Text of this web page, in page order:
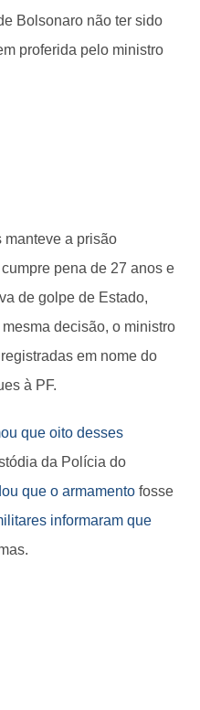
Bolsonaro não ter sido
proferida pelo ministro
manteve a prisão
pena de 27 anos e
de golpe de Estado,
decisão, o ministro
em nome do
à PF.
que oito desses
da Polícia do
que o armamento fosse
informaram que